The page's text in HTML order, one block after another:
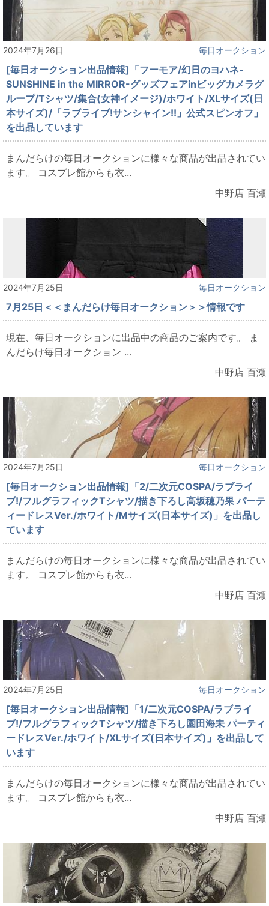
2024年7月26日 毎日オークション
[毎日オークション出品情報]「フーモア/幻日のヨハネ-
SUNSHINE in the MIRROR-グッズフェアinビッグカメラグ
ループ/Tシャツ/集合(女神イメージ)/ホワイト/XLサイズ(日
本サイズ)/「ラブライブ!サンシャイン!!」公式スピンオフ」
を出品しています
まんだらけの毎日オークションに様々な商品が出品されてい
ます。 コスプレ館からも衣...
中野店 百瀬
2024年7月25日 毎日オークション
7月25日＜＜まんだらけ毎日オークション＞＞情報です
現在、毎日オークションに出品中の商品のご案内です。 ま
んだらけ毎日オークション ...
中野店 百瀬
2024年7月25日 毎日オークション
[毎日オークション出品情報]「2/二次元COSPA/ラブライ
ブ!/フルグラフィックTシャツ/描き下ろし高坂穂乃果 パーテ
ィードレスVer./ホワイト/Mサイズ(日本サイズ)」を出品し
ています
まんだらけの毎日オークションに様々な商品が出品されてい
ます。 コスプレ館からも衣...
中野店 百瀬
2024年7月25日 毎日オークション
[毎日オークション出品情報]「1/二次元COSPA/ラブライ
ブ!/フルグラフィックTシャツ/描き下ろし園田海未 パーティ
ードレスVer./ホワイト/XLサイズ(日本サイズ)」を出品して
います
まんだらけの毎日オークションに様々な商品が出品されてい
ます。 コスプレ館からも衣...
中野店 百瀬